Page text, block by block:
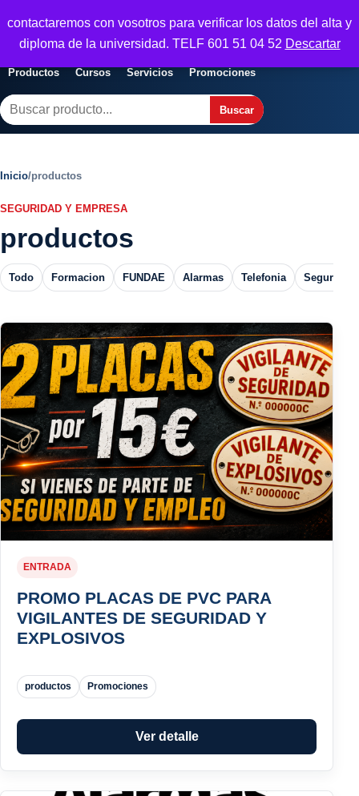
contactaremos con vosotros para verificar los datos del alta y
diploma de la universidad. TELF 601 51 04 52 Descartar
Seguridad y Empresa
empresas
Abrir menu
Productos Cursos Servicios Promociones
Buscar
Buscar
Inicio/productos
SEGURIDAD Y EMPRESA
productos
Todo Formacion FUNDAE Alarmas Telefonia Seguros
ENTRADA
PROMO PLACAS DE PVC PARA
VIGILANTES DE SEGURIDAD Y
EXPLOSIVOS
productos Promociones
Ver detalle